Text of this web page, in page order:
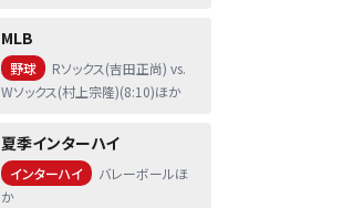
MLB
野球
Rソックス(吉田正尚) vs.
Wソックス(村上宗隆)(8:10)ほか
夏季インターハイ
インターハイ
バレーボールほ
か